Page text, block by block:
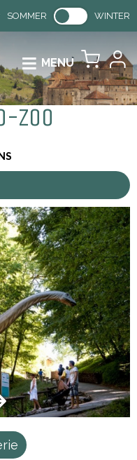
SOMMER WINTER
MENU
Zoo